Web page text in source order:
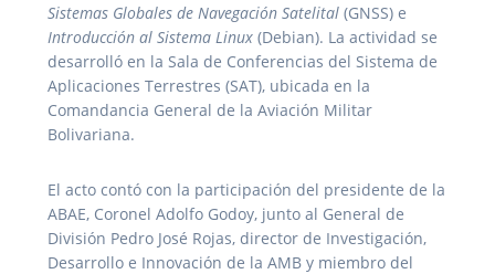
Sistemas Globales de Navegación Satelital (GNSS) e
Introducción al Sistema Linux (Debian). La actividad se
desarrolló en la Sala de Conferencias del Sistema de
Aplicaciones Terrestres (SAT), ubicada en la
Comandancia General de la Aviación Militar
Bolivariana.
El acto contó con la participación del presidente de la
ABAE, Coronel Adolfo Godoy, junto al General de
División Pedro José Rojas, director de Investigación,
Desarrollo e Innovación de la AMB y miembro del